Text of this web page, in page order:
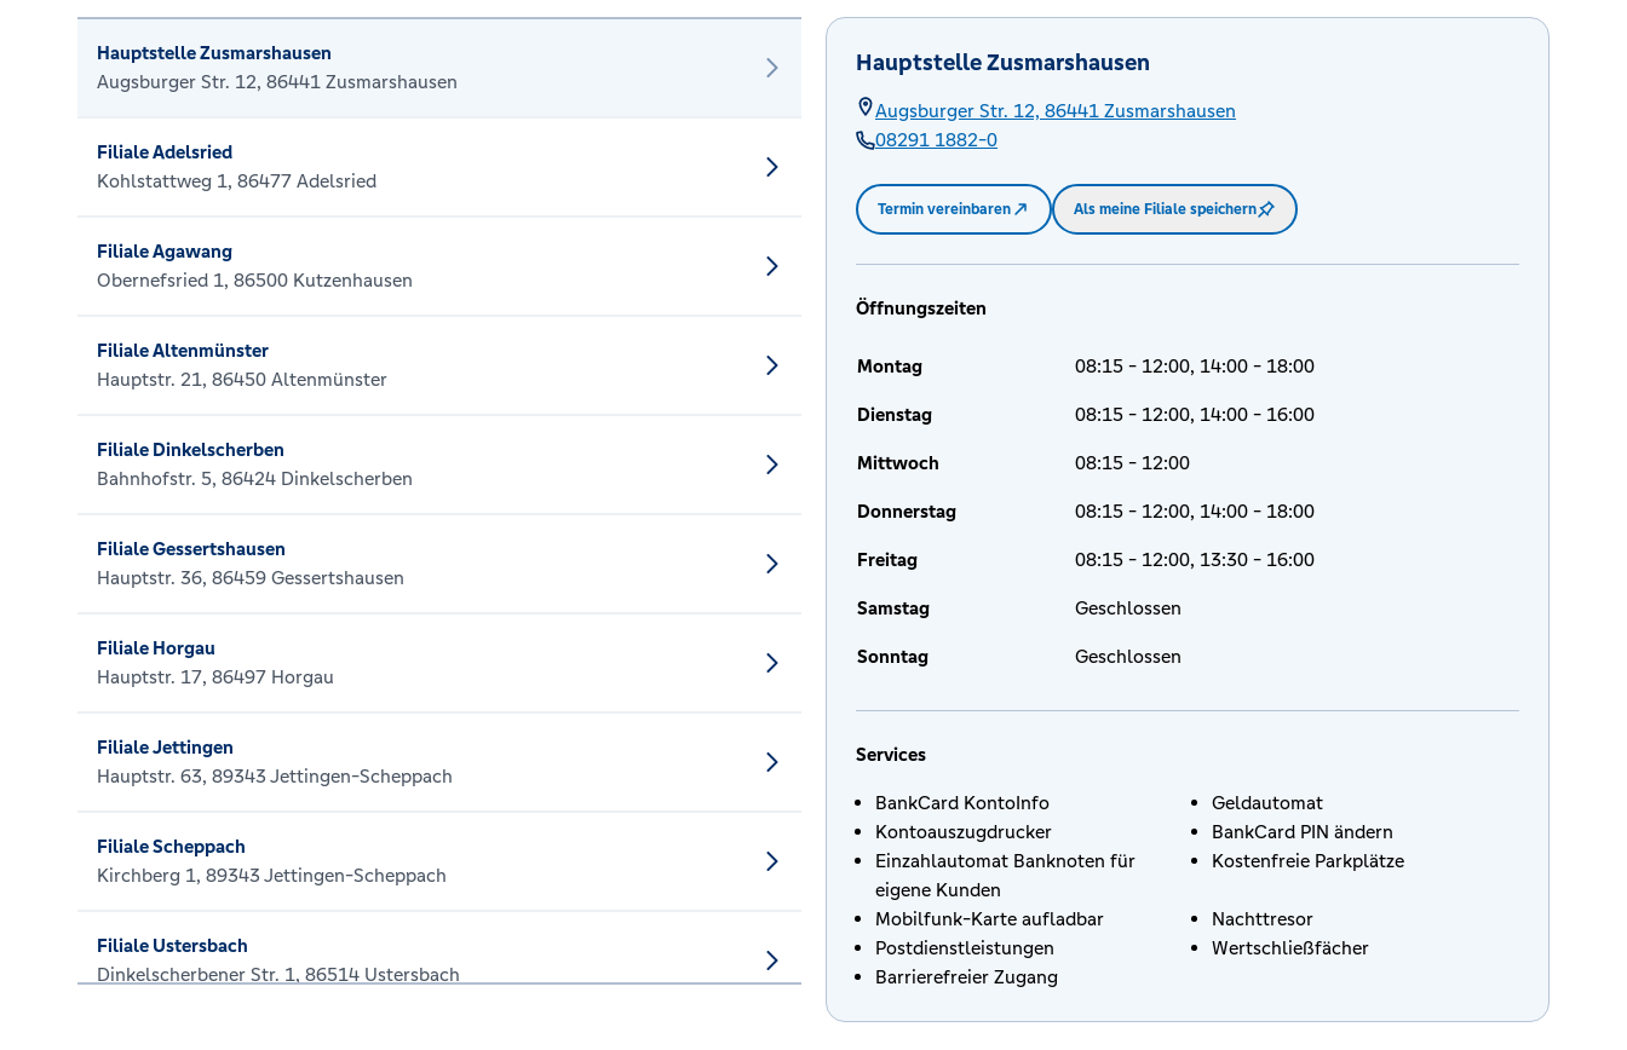
Hauptstelle Zusmarshausen
Augsburger Str. 12, 86441 Zusmarshausen
Filiale Adelsried
Kohlstattweg 1, 86477 Adelsried
Filiale Agawang
Obernefsried 1, 86500 Kutzenhausen
Filiale Altenmünster
Hauptstr. 21, 86450 Altenmünster
Filiale Dinkelscherben
Bahnhofstr. 5, 86424 Dinkelscherben
Filiale Gessertshausen
Hauptstr. 36, 86459 Gessertshausen
Filiale Horgau
Hauptstr. 17, 86497 Horgau
Filiale Jettingen
Hauptstr. 63, 89343 Jettingen-Scheppach
Filiale Scheppach
Kirchberg 1, 89343 Jettingen-Scheppach
Filiale Ustersbach
Dinkelscherbener Str. 1, 86514 Ustersbach
Hauptstelle Zusmarshausen
Augsburger Str. 12, 86441 Zusmarshausen
08291 1882-0
Termin vereinbaren Als meine Filiale speichern
Öffnungszeiten
Montag 08:15 - 12:00, 14:00 - 18:00
Dienstag 08:15 - 12:00, 14:00 - 16:00
Mittwoch 08:15 - 12:00
Donnerstag 08:15 - 12:00, 14:00 - 18:00
Freitag 08:15 - 12:00, 13:30 - 16:00
Samstag Geschlossen
Sonntag Geschlossen
Services
BankCard KontoInfo
Geldautomat
Kontoauszugdrucker
BankCard PIN ändern
Einzahlautomat Banknoten für
eigene Kunden
Kostenfreie Parkplätze
Mobilfunk-Karte aufladbar
Nachttresor
Postdienstleistungen
Wertschließfächer
Barrierefreier Zugang